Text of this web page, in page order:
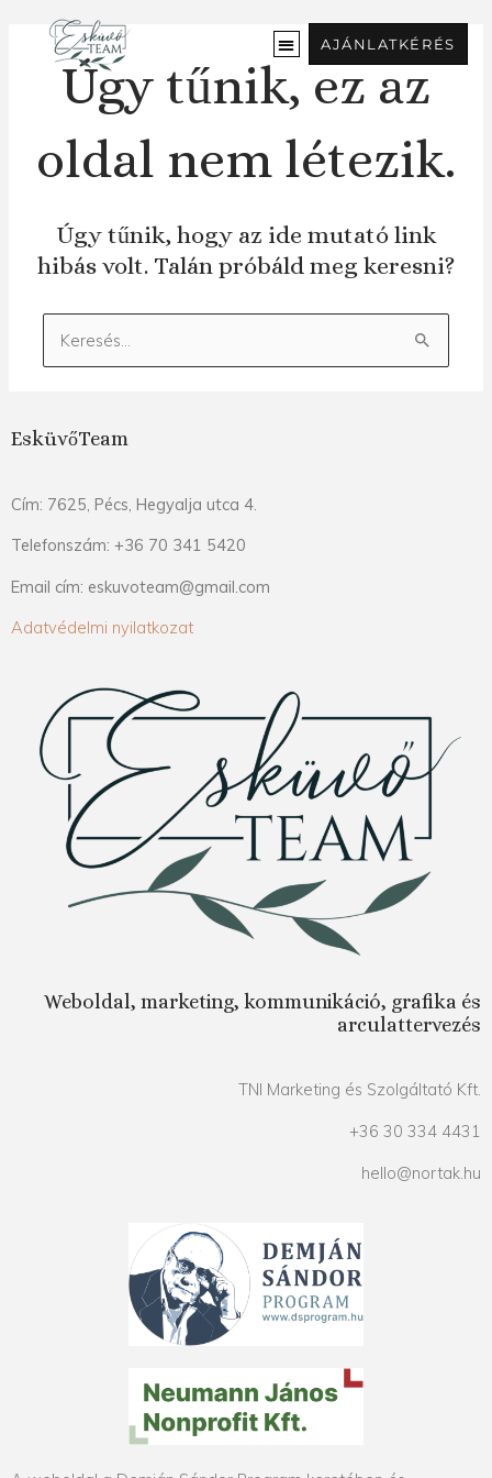
tartalomra
AJÁNLATKÉRÉS
Úgy tűnik, ez az
oldal nem létezik.
Úgy tűnik, hogy az ide mutató link
hibás volt. Talán próbáld meg keresni?
Keresés:
EsküvőTeam
Cím: 7625, Pécs, Hegyalja utca 4.
Telefonszám: +36 70 341 5420
Email cím: eskuvoteam@gmail.com
Adatvédelmi nyilatkozat
Weboldal, marketing, kommunikáció, grafika és
arculattervezés
TNI Marketing és Szolgáltató Kft.
+36 30 334 4431
hello@nortak.hu